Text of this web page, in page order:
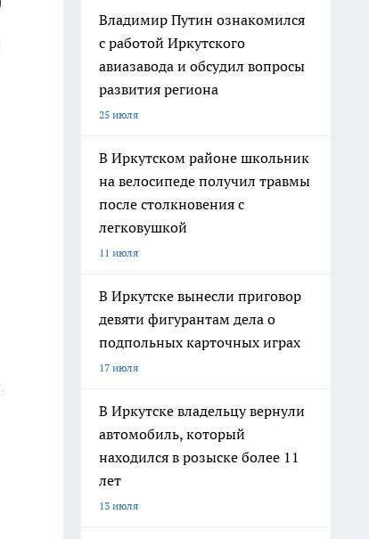
Владимир Путин ознакомился
с работой Иркутского
авиазавода и обсудил вопросы
развития региона
25 июля
В Иркутском районе школьник
на велосипеде получил травмы
после столкновения с
легковушкой
11 июля
В Иркутске вынесли приговор
девяти фигурантам дела о
подпольных карточных играх
17 июля
В Иркутске владельцу вернули
автомобиль, который
находился в розыске более 11
лет
13 июля